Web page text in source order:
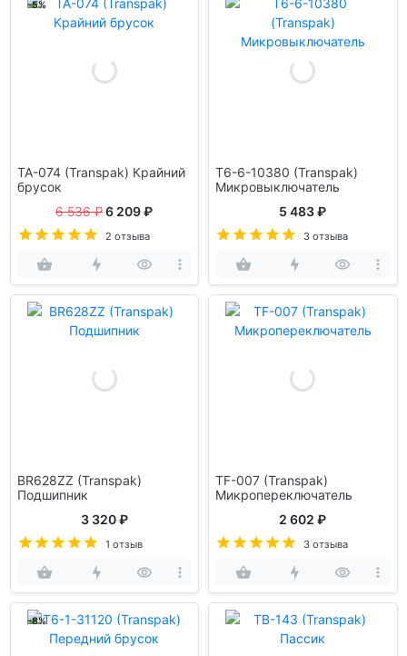
-5%
TA-074 (Transpak) Крайний
брусок
6 536 ₽6 209 ₽
2 отзыва
T6-6-10380 (Transpak)
Микровыключатель
5 483 ₽
3 отзыва
BR628ZZ (Transpak)
Подшипник
3 320 ₽
1 отзыв
TF-007 (Transpak)
Микропереключатель
2 602 ₽
3 отзыва
-8%